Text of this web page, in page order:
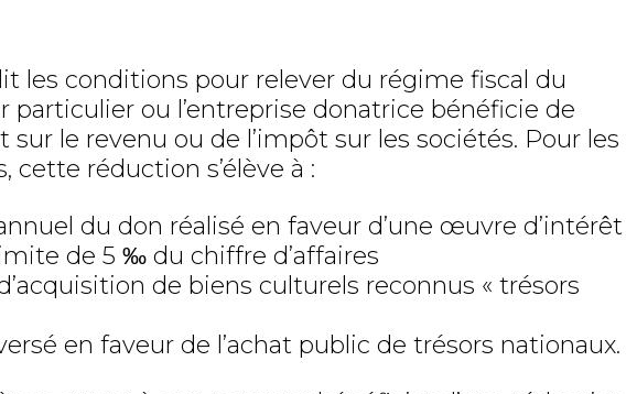
les conditions pour relever du régime fiscal du
particulier ou l’entreprise donatrice bénéficie de
sur le revenu ou de l’impôt sur les sociétés. Pour les
cette réduction s’élève à :
du don réalisé en faveur d’une œuvre d’intérêt
de 5 ‰ du chiffre d’affaires
de biens culturels reconnus « trésors
en faveur de l’achat public de trésors nationaux.